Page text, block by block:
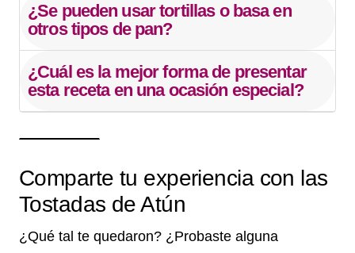
¿Se pueden usar tortillas o basa en
otros tipos de pan?
¿Cuál es la mejor forma de presentar
esta receta en una ocasión especial?
Comparte tu experiencia con las
Tostadas de Atún
¿Qué tal te quedaron? ¿Probaste alguna